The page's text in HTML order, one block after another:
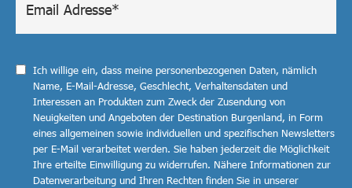
Ich willige ein, dass meine personenbezogenen Daten, nämlich
Name, E-Mail-Adresse, Geschlecht, Verhaltensdaten und
Interessen an Produkten zum Zweck der Zusendung von
Neuigkeiten und Angeboten der Destination Burgenland, in Form
eines allgemeinen sowie individuellen und spezifischen Newsletters
per E-Mail verarbeitet werden. Sie haben jederzeit die Möglichkeit
Ihre erteilte Einwilligung zu widerrufen. Nähere Informationen zur
Datenverarbeitung und Ihren Rechten finden Sie in unserer